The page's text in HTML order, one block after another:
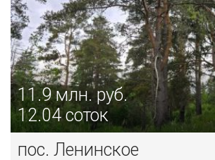
11.9млн. руб.
12.04 соток
пос. Ленинское